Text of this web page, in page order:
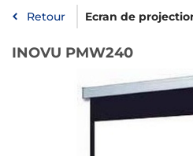
Retour Ecran de
INOVU PMW240